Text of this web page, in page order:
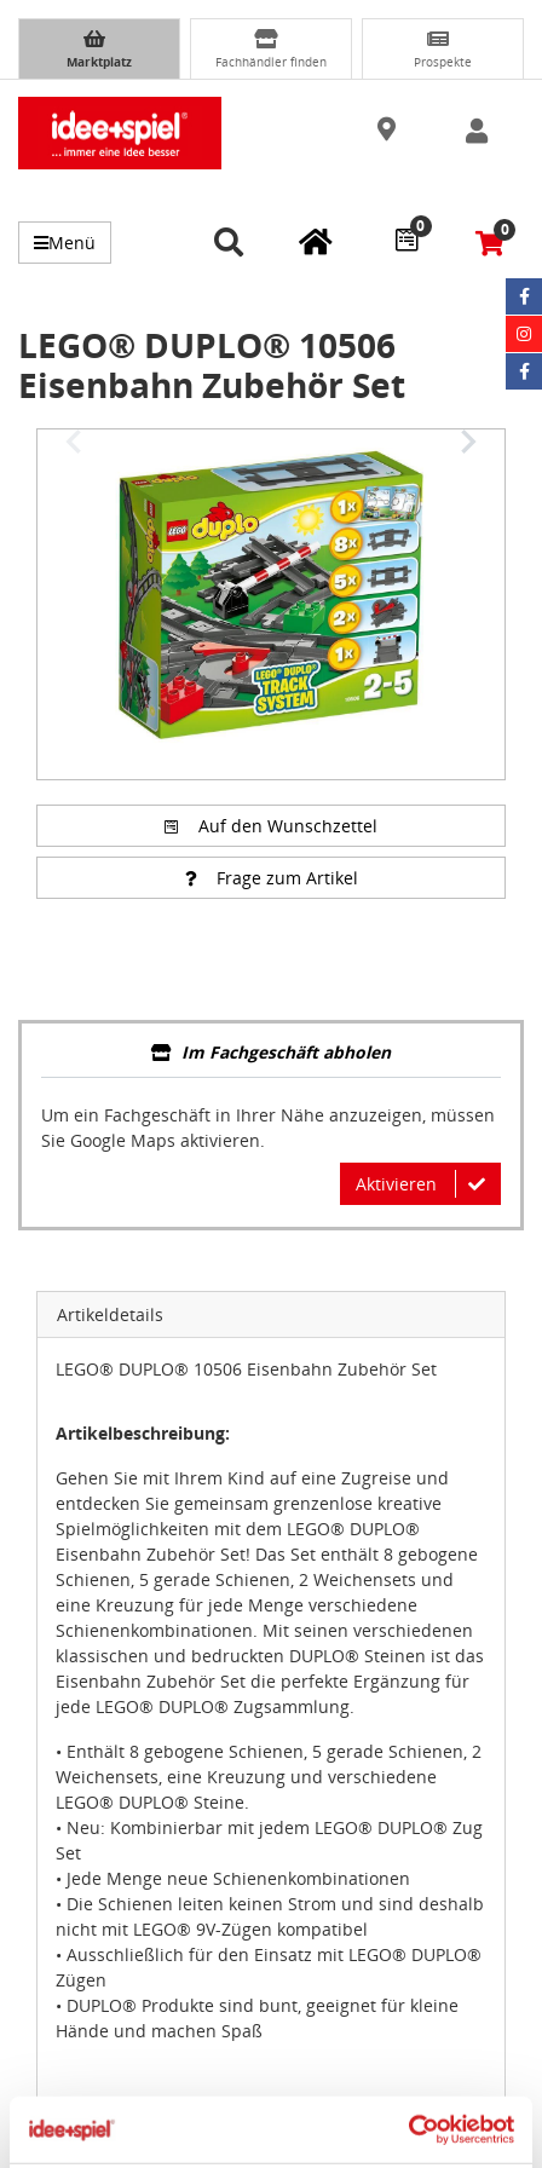
Marktplatz Fachhändler finden Prospekte
Menü
0 0
LEGO® DUPLO® 10506
Eisenbahn Zubehör Set
Auf den Wunschzettel
Frage zum Artikel
Im Fachgeschäft abholen
Um ein Fachgeschäft in Ihrer Nähe anzuzeigen, müssen
Sie Google Maps aktivieren.
Aktivieren
Artikeldetails
LEGO® DUPLO® 10506 Eisenbahn Zubehör Set
Artikelbeschreibung:
Gehen Sie mit Ihrem Kind auf eine Zugreise und
entdecken Sie gemeinsam grenzenlose kreative
Spielmöglichkeiten mit dem LEGO® DUPLO®
Eisenbahn Zubehör Set! Das Set enthält 8 gebogene
Schienen, 5 gerade Schienen, 2 Weichensets und
eine Kreuzung für jede Menge verschiedene
Schienenkombinationen. Mit seinen verschiedenen
klassischen und bedruckten DUPLO® Steinen ist das
Eisenbahn Zubehör Set die perfekte Ergänzung für
jede LEGO® DUPLO® Zugsammlung.
• Enthält 8 gebogene Schienen, 5 gerade Schienen, 2
Weichensets, eine Kreuzung und verschiedene
LEGO® DUPLO® Steine.
• Neu: Kombinierbar mit jedem LEGO® DUPLO® Zug
Set
• Jede Menge neue Schienenkombinationen
• Die Schienen leiten keinen Strom und sind deshalb
nicht mit LEGO® 9V-Zügen kompatibel
• Ausschließlich für den Einsatz mit LEGO® DUPLO®
Zügen
• DUPLO® Produkte sind bunt, geeignet für kleine
Hände und machen Spaß
Artikeleigenschaften: